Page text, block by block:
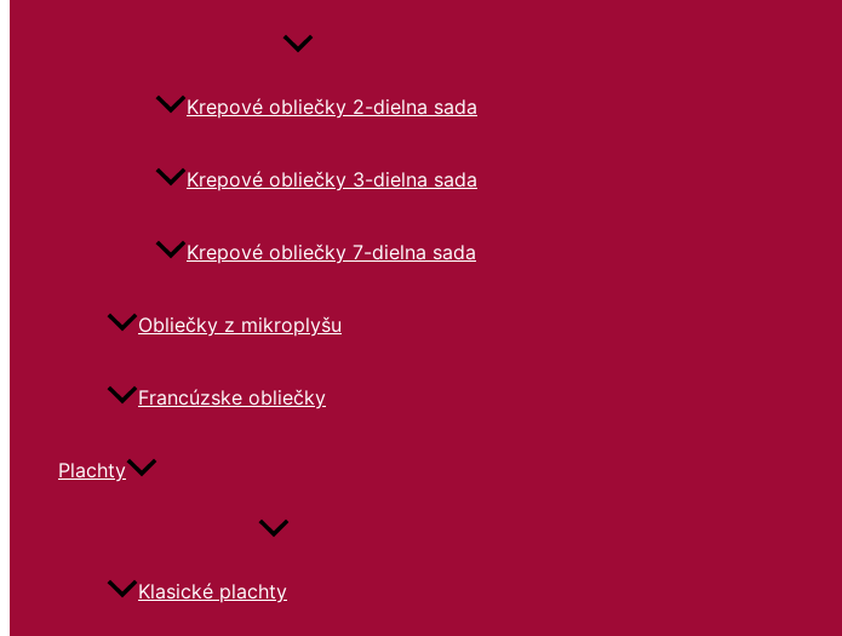
Krepové obliečky 2-dielna sada
Krepové obliečky 3-dielna sada
Krepové obliečky 7-dielna sada
Obliečky z mikroplyšu
Francúzske obliečky
Plachty
Klasické plachty